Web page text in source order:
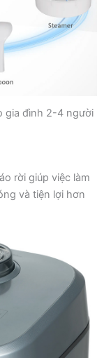
gia đình 2-4 người
rời giúp việc làm
và tiện lợi hơn